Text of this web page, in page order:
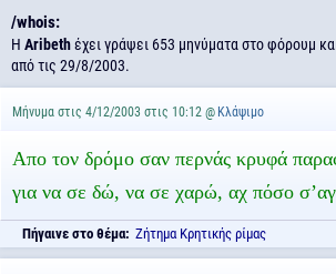
/whois:
H Aribethέχει γράψει 653 μηνύματα στο φόρουμ
από τις 29/8/2003.
Μήνυμα στις 4/12/2003 στις 10:12 @ Κλάψιμο
Απο τον δρόμο σαν περνάς κρυφά
για να σε δώ, να σε χαρώ, αχ πόσο
Πήγαινε στο θέμα: Ζήτημα Κρητικής ρίμας